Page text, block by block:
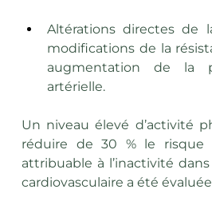
Altérations directes de
modifications de la
augmentation de la
artérielle.
Un niveau élevé d’activité
réduire de 30 % le risque
attribuable à l’inactivité
cardiovasculaire a été évaluée